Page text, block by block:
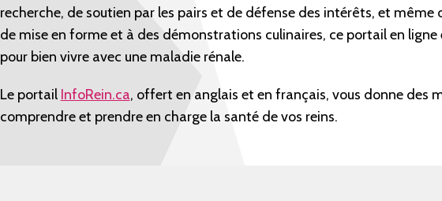
recherche, de soutien par les pairs et de défense des intérêts, et même
de mise en forme et à des démonstrations culinaires, ce portail en ligne
pour bien vivre avec une maladie rénale.
Le portail InfoRein.ca, offert en anglais et en français, vous donne des
comprendre et prendre en charge la santé de vos reins.